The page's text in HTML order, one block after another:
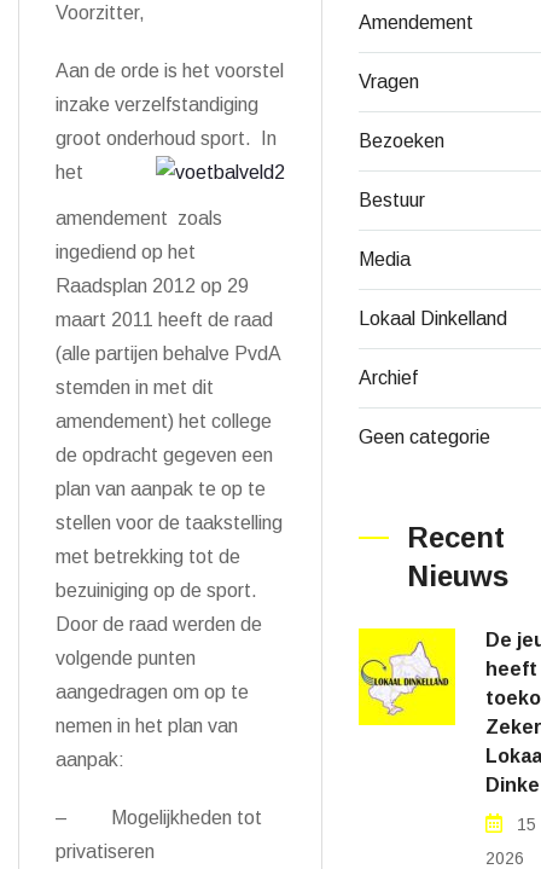
Voorzitter,
Aan de orde is het voorstel
inzake verzelfstandiging
groot onderhoud sport. In
het
amendement zoals
ingediend op het
Raadsplan 2012 op 29
maart 2011 heeft de raad
(alle partijen behalve PvdA
stemden in met dit
amendement) het college
de opdracht gegeven een
plan van aanpak te op te
stellen voor de taakstelling
met betrekking tot de
bezuiniging op de sport.
Door de raad werden de
volgende punten
aangedragen om op te
nemen in het plan van
aanpak:
– Mogelijkheden tot
privatiseren
Amendement
Vragen
Bezoeken
Bestuur
Media
Lokaal Dinkelland
Archief
Geen categorie
Recent
Nieuws
De
heeft
15
2026